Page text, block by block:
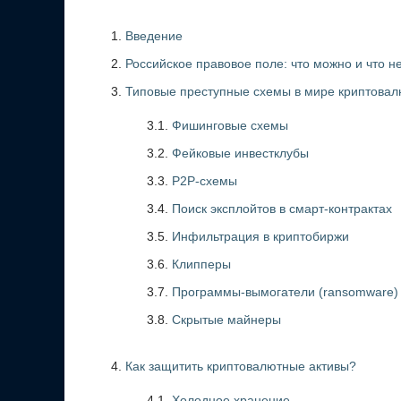
Введение
Российское правовое поле: что можно и что
Типовые преступные схемы в мире
3.1. Фишинговые схемы
3.2. Фейковые инвестклубы
3.3. P2P-схемы
3.4. Поиск эксплойтов в смарт-контрактах
3.5. Инфильтрация в криптобиржи
3.6. Клипперы
3.7. Программы-вымогатели (ransomware)
3.8. Скрытые майнеры
Как защитить криптовалютные активы?